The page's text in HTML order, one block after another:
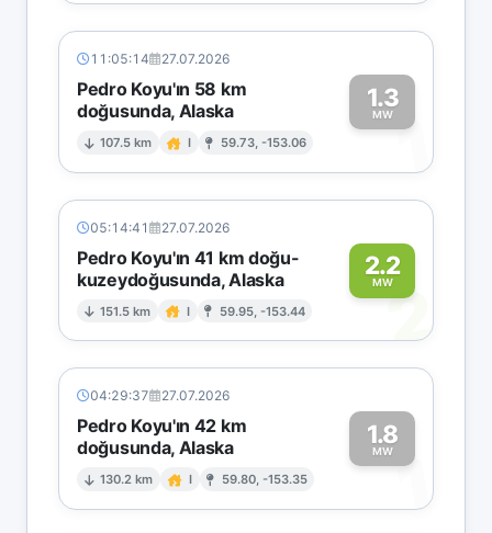
11:05:14 27.07.2026
Pedro Koyu'ın 58 km
doğusunda, Alaska
107.5 km I 59.73, -153.06
1.3
MW1
05:14:41 27.07.2026
Pedro Koyu'ın 41 km doğu-
kuzeydoğusunda, Alaska
151.5 km I 59.95, -153.44
2.2
MW2
04:29:37 27.07.2026
Pedro Koyu'ın 42 km
doğusunda, Alaska
130.2 km I 59.80, -153.35
1.8
MW1